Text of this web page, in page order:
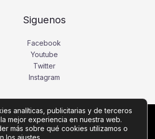
Siguenos
Facebook
Youtube
Twitter
Instagram
© Todos los derechos reservados -
fronteranoticias.com
analíticas, publicitarias y de terceros
mejor experiencia en nuestra web.
más sobre qué cookies utilizamos o
los ajustes